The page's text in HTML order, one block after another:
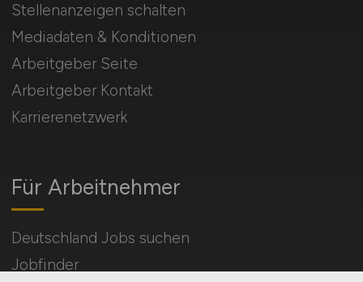
Für Arbeitnehmer
Deutschland Jobs suchen
Jobfinder
Stellenanzeigen schalten
Mediadaten & Konditionen
Arbeitgeber Seite
Arbeitgeber Kontakt
Karrierenetzwerk